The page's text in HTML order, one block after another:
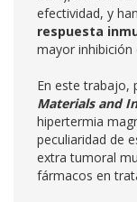
efectividad, y
respuesta
mayor
En este trabajo,
Materials and
hipertermia
peculiaridad de
extra tumoral
fármacos en